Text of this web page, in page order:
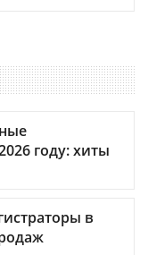
году: хиты
в